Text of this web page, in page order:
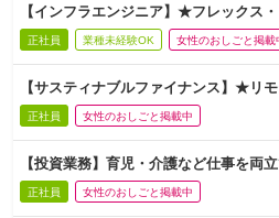
【インフラエンジニア】★フレックス
正社員 業種未経験OK 女性のおしごと掲載
【サスティナブルファイナンス】★リ
正社員 女性のおしごと掲載中
【投資業務】育児・介護など仕事を両
正社員 女性のおしごと掲載中